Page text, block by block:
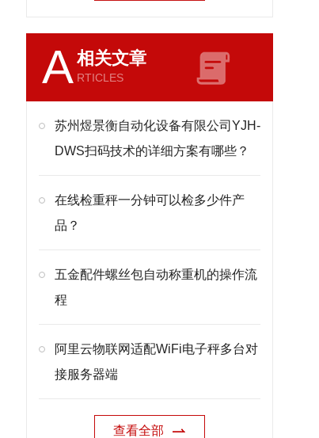
A相关文章
RTICLES
苏州煜景衡自动化设备有限公司YJH-
DWS扫码技术的详细方案有哪些？
在线检重秤一分钟可以检多少件产
品？
五金配件螺丝包自动称重机的操作流
程
阿里云物联网适配WiFi电子秤多台对
接服务器端
查看全部